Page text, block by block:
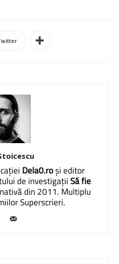
Dela0.roși editor
de investigațiiSă fie
din 2011. Multiplu
Superscrieri.